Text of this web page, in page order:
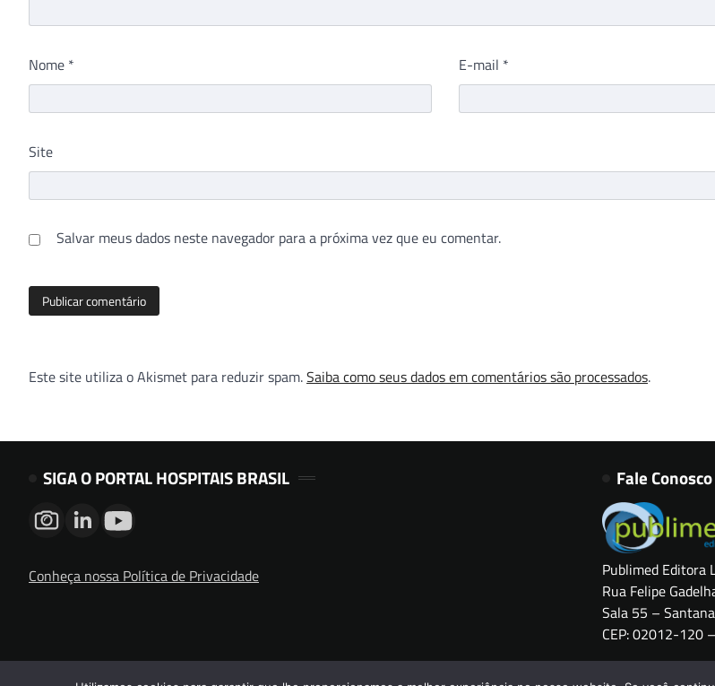
Nome * E-mail *
Site
Salvar meus dados neste navegador para a próxima vez que eu comentar.
Este site utiliza o Akismet para reduzir spam.Saiba como seus dados em comentários são processados.
SIGA O PORTAL HOSPITAIS BRASIL
Conheça nossa Política de Privacidade
Fale Conosco
Publimed Editora
Rua Felipe
Sala 55 – Santana
CEP: 02012-120